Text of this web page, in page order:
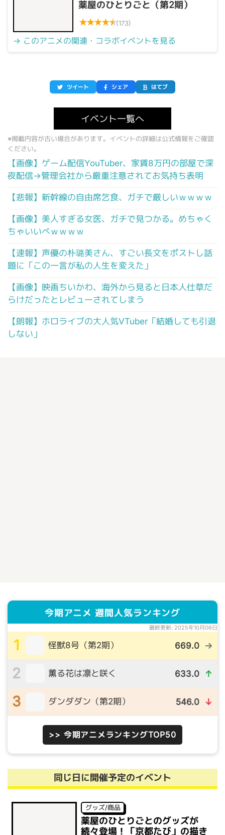
薬屋のひとりごと（第2期）
★★★★★(173)
→ このアニメの関連・コラボイベントを見る
ツイート シェア はてブ
イベント一覧へ
※掲載内容が古い場合があります。イベントの詳細は公式情報をご確認
ください。
【画像】ゲーム配信YouTuber、家賃8万円の部屋で深
夜配信→管理会社から厳重注意されてお気持ち表明
【悲報】新幹線の自由席乞食、ガチで厳しいｗｗｗｗ
【画像】美人すぎる女医、ガチで見つかる。めちゃく
ちゃいいべｗｗｗｗ
【速報】声優の朴璐美さん、すごい長文をポストし話
題に「この一言が私の人生を変えた」
【画像】映画ちいかわ、海外から見ると日本人仕草だ
らけだったとレビューされてしまう
【朗報】ホロライブの大人気VTuber「結婚しても引退
しない」
今期アニメ 週間人気ランキング
最終更新: 2025年10月06日
1 怪獣8号（第2期） 669.0 →
2 薫る花は凛と咲く 633.0 ↑
3 ダンダダン（第2期） 546.0 ↓
>> 今期アニメランキングTOP50
同じ日に開催予定のイベント
グッズ/商品
薬屋のひとりごとのグッズが
続々登場！「京都たび」の描き